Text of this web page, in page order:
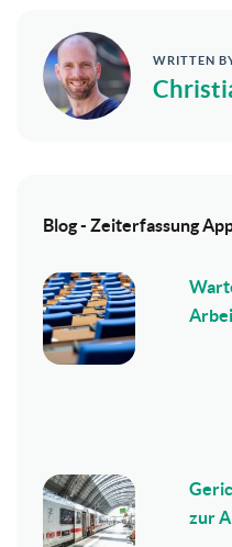
WRITTEN
Blog - Zeiterfassung
zur